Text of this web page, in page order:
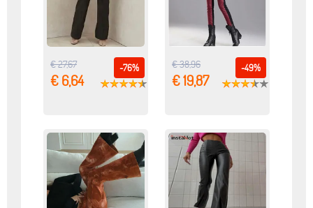
-76%
€ 27,67
€ 6,64
-49%
€ 38,96
€ 19,87